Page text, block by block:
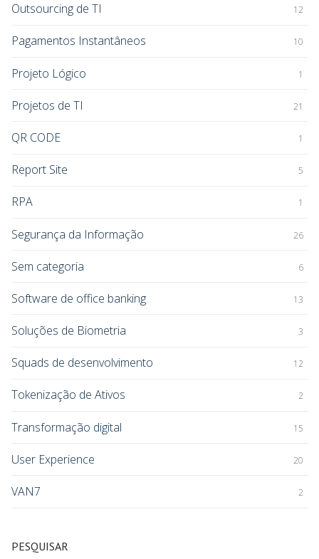
Outsourcing de TI 12
Pagamentos Instantâneos 10
Projeto Lógico 1
Projetos de TI 21
QR CODE 1
Report Site 5
RPA 1
Segurança da Informação 26
Sem categoria 6
Software de office banking 13
Soluções de Biometria 3
Squads de desenvolvimento 12
Tokenização de Ativos 2
Transformação digital 15
User Experience 20
VAN7 2
PESQUISAR